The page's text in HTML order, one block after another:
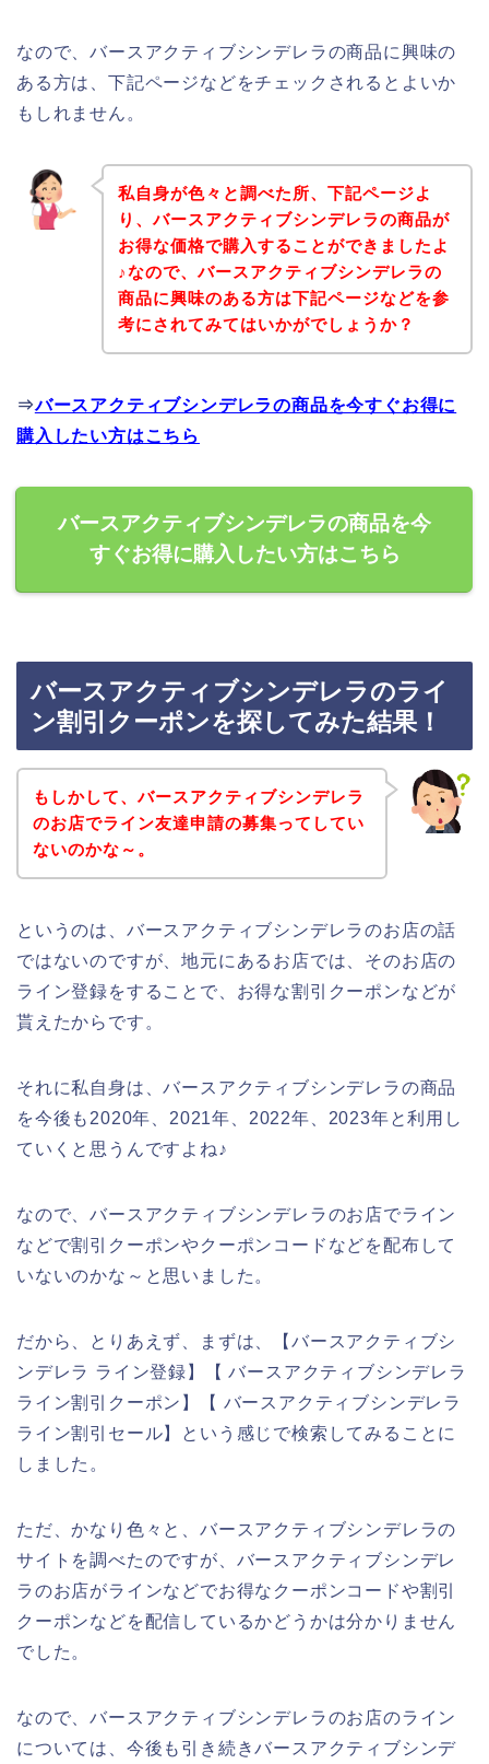
なので、バースアクティブシンデレラの商品に興味の
ある方は、下記ページなどをチェックされるとよいか
もしれません。
私自身が色々と調べた所、下記ページよ
り、バースアクティブシンデレラの商品が
お得な価格で購入することができましたよ
♪なので、バースアクティブシンデレラの
商品に興味のある方は下記ページなどを参
考にされてみてはいかがでしょうか？
⇒バースアクティブシンデレラの商品を今すぐお得に
購入したい方はこちら
バースアクティブシンデレラの商品を今
すぐお得に購入したい方はこちら
バースアクティブシンデレラのライ
ン割引クーポンを探してみた結果！
もしかして、バースアクティブシンデレラ
のお店でライン友達申請の募集ってしてい
ないのかな～。
というのは、バースアクティブシンデレラのお店の話
ではないのですが、地元にあるお店では、そのお店の
ライン登録をすることで、お得な割引クーポンなどが
貰えたからです。
それに私自身は、バースアクティブシンデレラの商品
を今後も2020年、2021年、2022年、2023年と利用し
ていくと思うんですよね♪
なので、バースアクティブシンデレラのお店でライン
などで割引クーポンやクーポンコードなどを配布して
いないのかな～と思いました。
だから、とりあえず、まずは、【バースアクティブシ
ンデレラ ライン登録】【 バースアクティブシンデレラ
ライン割引クーポン】【 バースアクティブシンデレラ
ライン割引セール】という感じで検索してみることに
しました。
ただ、かなり色々と、バースアクティブシンデレラの
サイトを調べたのですが、バースアクティブシンデレ
ラのお店がラインなどでお得なクーポンコードや割引
クーポンなどを配信しているかどうかは分かりません
でした。
なので、バースアクティブシンデレラのお店のライン
については、今後も引き続きバースアクティブシンデ